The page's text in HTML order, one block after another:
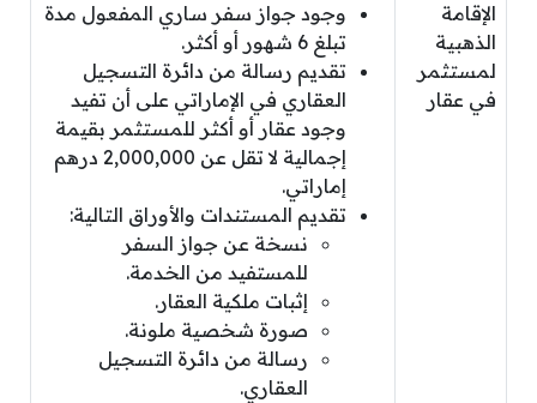
الإقامة
الذهبية
لمستثمر
في عقار
وجود جواز سفر ساري المفعول مدة
تبلغ 6 شهور أو أكثر.
تقديم رسالة من دائرة التسجيل
العقاري في الإماراتي على أن تفيد
وجود عقار أو أكثر للمستثمر بقيمة
إجمالية لا تقل عن 2,000,000 درهم
إماراتي.
تقديم المستندات والأوراق التالية:
نسخة عن جواز السفر
للمستفيد من الخدمة.
إثبات ملكية العقار.
صورة شخصية ملونة.
رسالة من دائرة التسجيل
العقاري.